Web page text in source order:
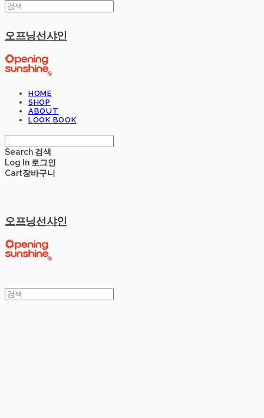
오프닝선샤인
HOME
SHOP
ABOUT
LOOK BOOK
Search 검색
Log In 로그인
Cart장바구니
오프닝선샤인